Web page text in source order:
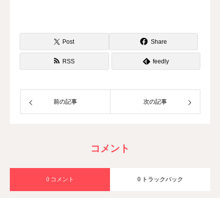
Post Share
RSS feedly
前の記事 次の記事
コメント
0 コメント 0 トラックバック